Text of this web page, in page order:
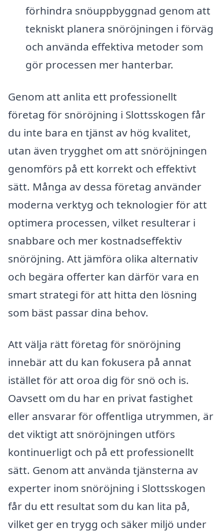
förhindra snöuppbyggnad genom att
tekniskt planera snöröjningen i förväg
och använda effektiva metoder som
gör processen mer hanterbar.
Genom att anlita ett professionellt
företag för snöröjning i Slottsskogen får
du inte bara en tjänst av hög kvalitet,
utan även trygghet om att snöröjningen
genomförs på ett korrekt och effektivt
sätt. Många av dessa företag använder
moderna verktyg och teknologier för att
optimera processen, vilket resulterar i
snabbare och mer kostnadseffektiv
snöröjning. Att jämföra olika alternativ
och begära offerter kan därför vara en
smart strategi för att hitta den lösning
som bäst passar dina behov.
Att välja rätt företag för snöröjning
innebär att du kan fokusera på annat
istället för att oroa dig för snö och is.
Oavsett om du har en privat fastighet
eller ansvarar för offentliga utrymmen, är
det viktigt att snöröjningen utförs
kontinuerligt och på ett professionellt
sätt. Genom att använda tjänsterna av
experter inom snöröjning i Slottsskogen
får du ett resultat som du kan lita på,
vilket ger en trygg och säker miljö under